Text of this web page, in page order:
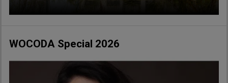
WOCODA Special 2026